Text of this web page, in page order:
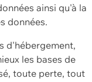
ainsi qu'à la
données.
d'hébergement,
les bases de
toute perte, tout